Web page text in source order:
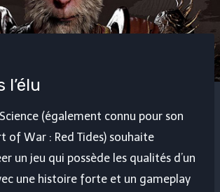
l’élu
(également connu pour son
of War : Red Tides) souhaite
un jeu qui possède les qualités d’un
une histoire forte et un gameplay